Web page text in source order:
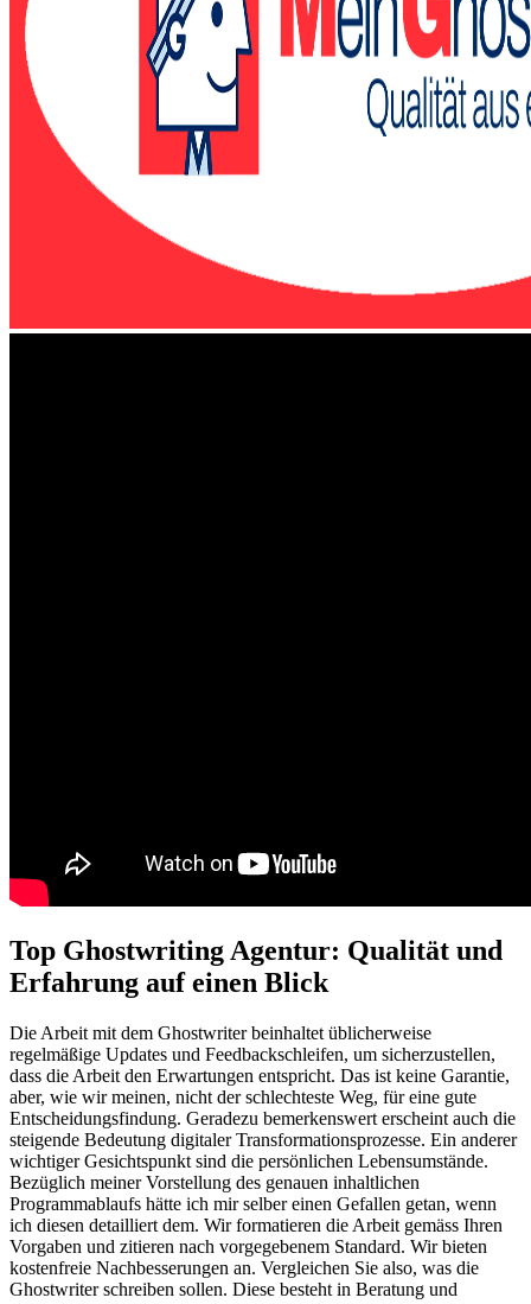
Top Ghostwriting Agentur: Qualität und
Erfahrung auf einen Blick
Die Arbeit mit dem Ghostwriter beinhaltet üblicherweise
regelmäßige Updates und Feedbackschleifen, um sicherzustellen,
dass die Arbeit den Erwartungen entspricht. Das ist keine Garantie,
aber, wie wir meinen, nicht der schlechteste Weg, für eine gute
Entscheidungsfindung. Geradezu bemerkenswert erscheint auch die
steigende Bedeutung digitaler Transformationsprozesse. Ein anderer
wichtiger Gesichtspunkt sind die persönlichen Lebensumstände.
Bezüglich meiner Vorstellung des genauen inhaltlichen
Programmablaufs hätte ich mir selber einen Gefallen getan, wenn
ich diesen detailliert dem. Wir formatieren die Arbeit gemäss Ihren
Vorgaben und zitieren nach vorgegebenem Standard. Wir bieten
kostenfreie Nachbesserungen an. Vergleichen Sie also, was die
Ghostwriter schreiben sollen. Diese besteht in Beratung und